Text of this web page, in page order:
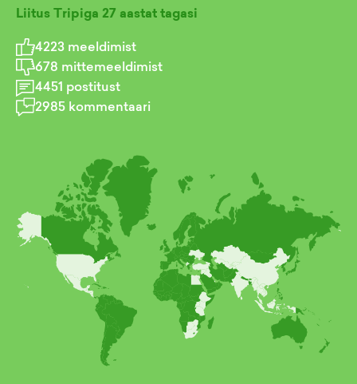
Liitus Tripiga 27 aastat tagasi
4223 meeldimist
678 mittemeeldimist
4451 postitust
2985 kommentaari